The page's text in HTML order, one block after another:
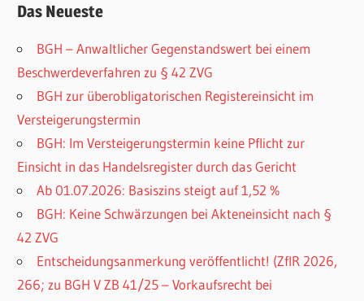
Das Neueste
BGH – Anwaltlicher Gegenstandswert bei einem
Beschwerdeverfahren zu § 42 ZVG
BGH zur überobligatorischen Registereinsicht im
Versteigerungstermin
BGH: Im Versteigerungstermin keine Pflicht zur
Einsicht in das Handelsregister durch das Gericht
Ab 01.07.2026: Basiszins steigt auf 1,52 %
BGH: Keine Schwärzungen bei Akteneinsicht nach §
42 ZVG
Entscheidungsanmerkung veröffentlicht! (ZfIR 2026,
266; zu BGH V ZB 41/25 – Vorkaufsrecht bei